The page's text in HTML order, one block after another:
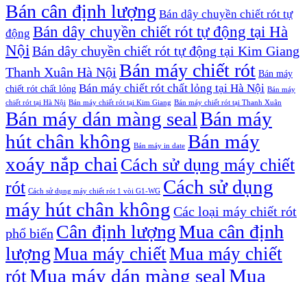
Bán cân định lượng Bán dây chuyền chiết rót tự
động Bán dây chuyền chiết rót tự động tại Hà
Nội Bán dây chuyền chiết rót tự động tại Kim Giang
Thanh Xuân Hà Nội Bán máy chiết rót Bán máy
chiết rót chất lỏng Bán máy chiết rót chất lỏng tại Hà Nội Bán máy
chiết rót tại Hà Nội Bán máy chiết rót tại Kim Giang Bán máy chiết rót tại Thanh Xuân
Bán máy dán màng sealBán máy
hút chân không Bán máy in date Bán máy
xoáy nắp chai Cách sử dụng máy chiết
rót Cách sử dụng máy chiết rót 1 vòi G1-WG Cách sử dụng
máy hút chân không Các loại máy chiết rót
phổ biến Cân định lượngMua cân định
lượngMua máy chiếtMua máy chiết
rótMua máy dán màng sealMua